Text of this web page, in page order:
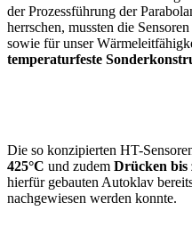
der Prozessführung der
herrschen, mussten die
sowie für unser
temperaturfeste
Die so konzipierten HT-
425°C und zudem Drücken bis
hierfür gebauten Autoklav
nachgewiesen werden konnte.